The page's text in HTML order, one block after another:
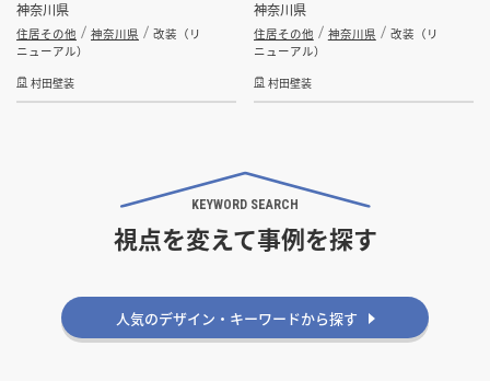
神奈川県
住居その他 神奈川県
改装（リ
ニューアル）
村田壁装
神奈川県
住居その他 神奈川県
改装（リ
ニューアル）
村田壁装
KEYWORD SEARCH
視点を変えて事例を探す
人気のデザイン・キーワードから探す